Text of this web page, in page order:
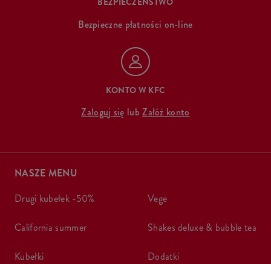
Bezpieczne płatności on-line
KONTO W KFC
Zaloguj się lubZałóż konto
NASZE MENU
drugi kubełek -50%
california summer
kubełki
vege
shakes deluxe & bubble tea
dodatki